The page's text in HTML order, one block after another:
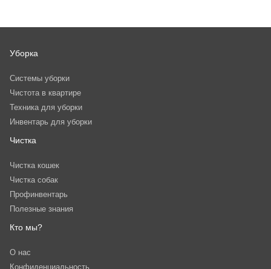
Уборка
Системы уборки
Чистота в квартире
Техника для уборки
Инвентарь для уборки
Чистка
Чистка кошек
Чистка собак
Профинвентарь
Полезные знания
Кто мы?
О нас
Конфиденциальность